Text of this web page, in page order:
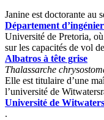
Janine est doctorante au
Département
Université de Pretoria,
sur les capacités de vol
Albatros à tête grise
Thalassarche
Elle est titulaire d’une
l’université de
Université de
.